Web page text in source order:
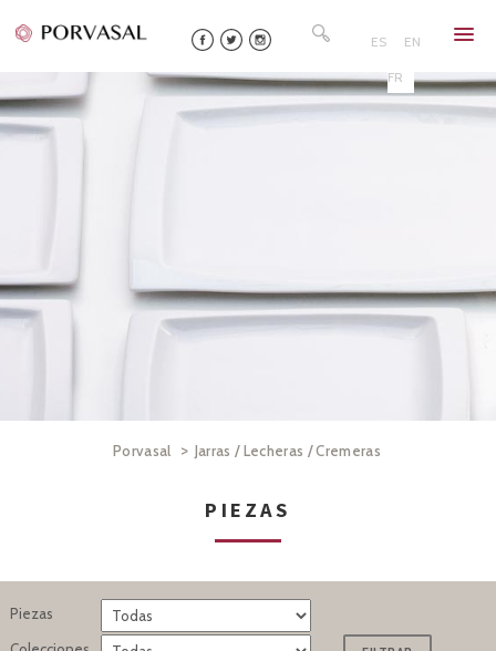
to
ES EN
FR
Porvasal > Jarras / Lecheras / Cremeras
PIEZAS
Piezas